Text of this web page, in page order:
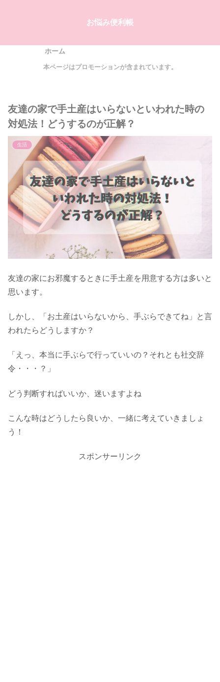
お悩み便利帳
ホーム
本ページはプロモーションが含まれています。
友達の家で手土産はいらないといわれた時の
対処法！どうするのが正解？
生活
友達の家にお邪魔するときに手土産を用意する方は多いと
思います。
しかし、「お土産はいらないから、手ぶらできてね」と言
われたらどうしますか？
「えっ、本当に手ぶらで行っていいの？それとも社交辞
令・・・？」
どう判断すればいいか、迷いますよね
こんな時はどうしたら良いか、一緒に考えていきましょ
う！
スポンサーリンク